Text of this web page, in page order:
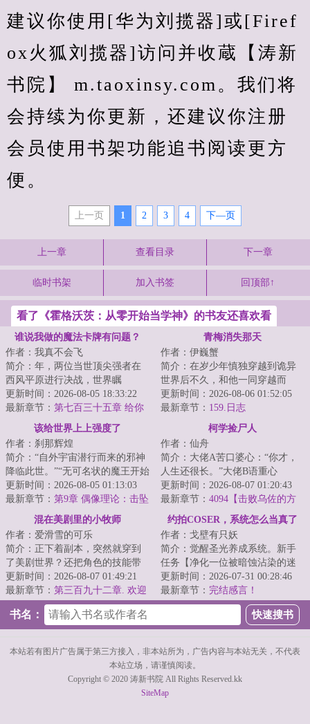
建议你使用[华为刘揽器]或[Firef
ox火狐刘揽器]访问并收蔵【涛新
书院】 m.taoxinsy.com。我们将
会持续为你更新，还建议你注册
会员使用书架功能追书阅读更方
便。
上一页 1 2 3 4 下—页
上一章 查看目录 下一章
临时书架 加入书签 回顶部↑
看了《霍格沃茨：从零开始当学神》的书友还喜欢看
谁说我做的魔法卡牌有问题？
作者：我真不会飞
简介：年，两位当世顶尖强者在
西风平原进行决战，世界瞩
目。“我使用【光之金字塔】，将
大骨变成光！降临...
更新时间：2026-08-05 18:33:22
最新章节： 第七百三十五章 给你
一张拉风到极点的【假面骑
士】！黄金！
青梅消失那天
作者：伊巍蟹
简介：在岁少年慎独穿越到诡异
世界后不久，和他一同穿越而
来、刚答应了他的告白的青梅突
然离奇消失。慎独...
更新时间：2026-08-06 01:52:05
最新章节： 159.日志
该给世界上上强度了
作者：刹那辉煌
简介：“自外宇宙潜行而来的邪神
降临此世。”“无可名状的魔王开始
剜挖我们的世界。”“吞噬人理的绝
对之...
更新时间：2026-08-05 01:13:03
最新章节： 第9章 偶像理论：击坠
神明之日
柯学捡尸人
作者：仙舟
简介：大佬A苦口婆心：“你才，
人生还很长。”大佬B语重心
长：“这天赋，不走正道可惜
了。”大佬C忧心忡...
更新时间：2026-08-07 01:20:43
最新章节： 4094【击败乌佐的方
式】
混在美剧里的小牧师
作者：爱滑雪的可乐
简介：正下着副本，突然就穿到
了美剧世界？还把角色的技能带
来了？这下可好，攻击没几招，
治疗一大堆……...
更新时间：2026-08-07 01:49:21
最新章节： 第三百九十二章. 欢迎
来到拉斯维加斯
约拍COSER，系统怎么当真了
作者：戈壁有只妖
简介：觉醒圣光养成系统。新手
任务【净化一位被暗蚀沾染的迷
茫修女。】丁衡拿起相机来到漫
展：Cos小姐姐...
更新时间：2026-07-31 00:28:46
最新章节： 完结感言！
书名：
本站若有图片广告属于第三方接入，非本站所为，广告内容与本站无关，不代表
本站立场，请谨慎阅读。
Copyright © 2020 涛新书院 All Rights Reserved.kk
SiteMap